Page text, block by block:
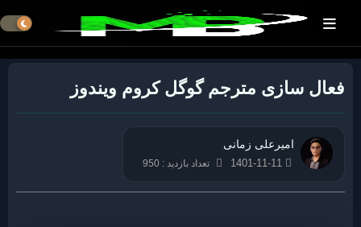
فعال سازی مترجم گوگل کروم ویندوز
امیرعلی زمانی
1401-11-11 تعداد بازدید : 950